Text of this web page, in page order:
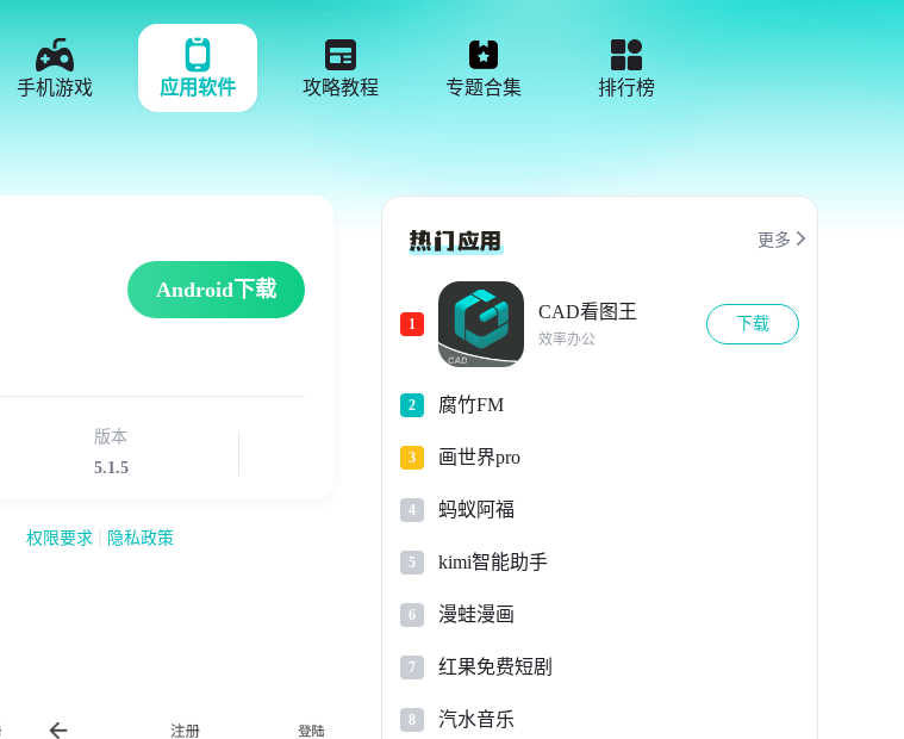
手机游戏 应用软件 攻略教程 专题合集 排行榜
Android下载
版本
5.1.5
权限要求 隐私政策
更多 
1
CAD看图王
效率办公
下载
2 腐竹FM
3 画世界pro
4 蚂蚁阿福
5 kimi智能助手
6 漫蛙漫画
7 红果免费短剧
8 汽水音乐